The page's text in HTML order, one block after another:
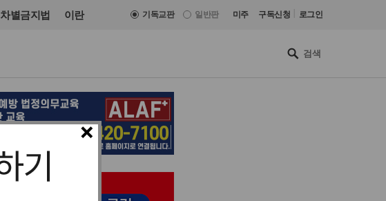
차별금지법 이란 기독교판 일반판 미주 구독신청 로그인
×